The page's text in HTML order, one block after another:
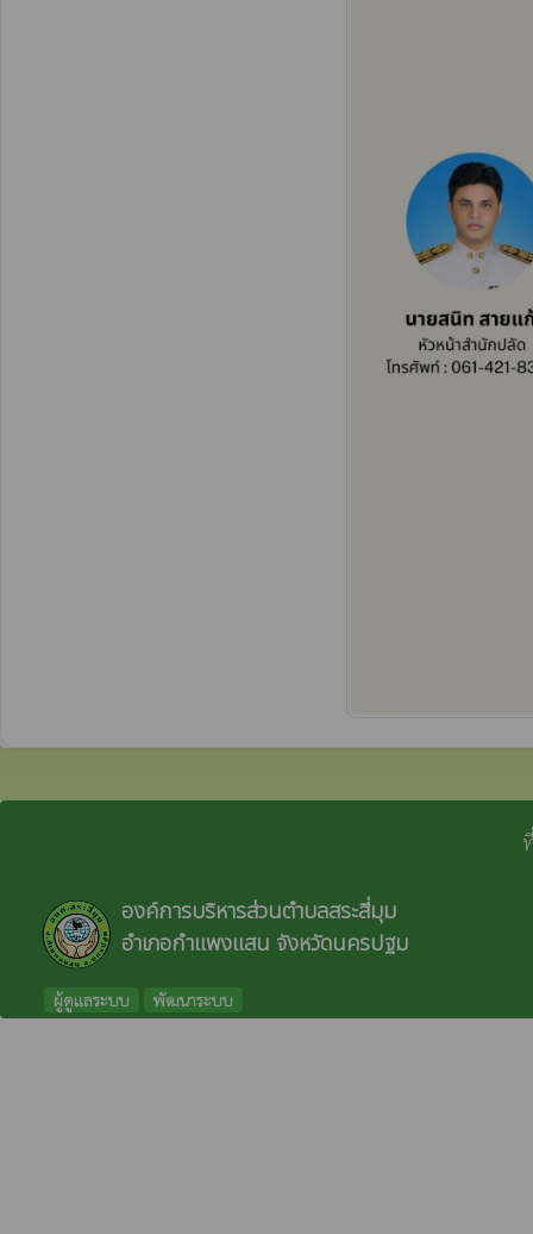
องค์การบริหารส่วนตำบลสระสี่มุม
อำเภอกำแพงแสน จังหวัดนครปฐม
ผู้ดูแลระบบ พัฒนาระบบ